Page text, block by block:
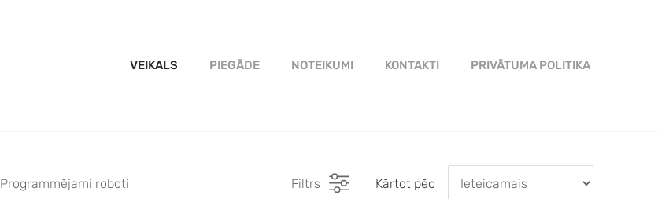
VEIKALS PIEGĀDE NOTEIKUMI KONTAKTI PRIVĀTUMA POLITIKA
Programmējami roboti Filtrs Kārtot pēc